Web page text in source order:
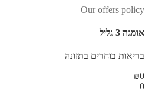
Our offers policy
אומגה 3 גליל
בריאות בוחרים בתזונה
₪0
0